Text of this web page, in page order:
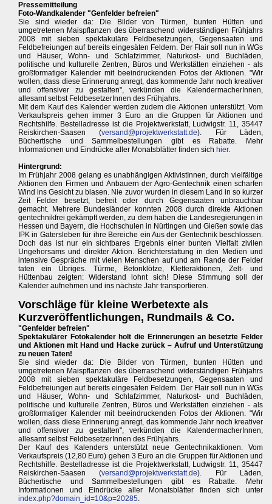
Pressemitteilung
Foto-Wandkalender "Genfelder befreien"
Sie sind wieder da: Die Bilder von Türmen, bunten Hütten und
umgetretenen Maispflanzen des überraschend widerständigen Frühjahrs
2008 mit sieben spektakuläre Feldbesetzungen, Gegensaaten und
Feldbefreiungen auf bereits eingesäten Feldern. Der Flair soll nun in WGs
und Häuser, Wohn- und Schlafzimmer, Naturkost- und Buchläden,
politische und kulturelle Zentren, Büros und Werkstätten einziehen - als
großformatiger Kalender mit beeindruckenden Fotos der Aktionen. "Wir
wollen, dass diese Erinnerung anregt, das kommende Jahr noch kreativer
und offensiver zu gestalten", verkünden die KalendermacherInnen,
allesamt selbst FeldbesetzerInnen des Frühjahrs.
Mit dem Kauf des Kalender werden zudem die Aktionen unterstützt. Vom
Verkaufspreis gehen immer 3 Euro an die Gruppen für Aktionen und
Rechtshilfe. Bestelladresse ist die Projektwerkstatt, Ludwigstr. 11, 35447
Reiskirchen-Saasen (versand@projektwerkstatt.de). Für Läden,
Büchertische und Sammelbestellungen gibt es Rabatte. Mehr
Informationen und Eindrücke aller Monatsblätter finden sich hier.
Hintergrund:
Im Frühjahr 2008 gelang es unabhängigen AktivistInnen, durch vielfältige
Aktionen den Firmen und Anbauern der Agro-Gentechnik einen scharfen
Wind ins Gesicht zu blasen. Nie zuvor wurden in diesem Land in so kurzer
Zeit Felder besetzt, befreit oder durch Gegensaaten unbrauchbar
gemacht. Mehrere Bundesländer konnten 2008 durch direkte Aktionen
gentechnikfrei gekämpft werden, zu dem haben die Landesregierungen in
Hessen und Bayern, die Hochschulen in Nürtingen und Gießen sowie das
IPK in Gatersleben für ihre Bereiche ein Aus der Gentechnik beschlossen.
Doch das ist nur ein sichtbares Ergebnis einer bunten Vielfalt zivilen
Ungehorsams und direkter Aktion. Berichterstattung in den Medien und
intensive Gespräche mit vielen Menschen auf und am Rande der Felder
taten ein Übriges. Türme, Betonklötze, Kletteraktionen, Zelt- und
Hüttenbau zeigten: Widerstand lohnt sich! Diese Stimmung soll der
Kalender aufnehmen und ins nächste Jahr transportieren.
Vorschläge für kleine Werbetexte als
Kurzveröffentlichungen, Rundmails & Co.
"Genfelder befreien"
Spektakulärer Fotokalender holt die Erinnerungen an besetzte Felder
und Aktionen mit Hand und Hacke zurück – Aufruf und Unterstützung
zu neuen Taten!
Sie sind wieder da: Die Bilder von Türmen, bunten Hütten und
umgetretenen Maispflanzen des überraschend widerständigen Frühjahrs
2008 mit sieben spektakuläre Feldbesetzungen, Gegensaaten und
Feldbefreiungen auf bereits eingesäten Feldern. Der Flair soll nun in WGs
und Häuser, Wohn- und Schlafzimmer, Naturkost- und Buchläden,
politische und kulturelle Zentren, Büros und Werkstätten einziehen - als
großformatiger Kalender mit beeindruckenden Fotos der Aktionen. "Wir
wollen, dass diese Erinnerung anregt, das kommende Jahr noch kreativer
und offensiver zu gestalten", verkünden die KalendermacherInnen,
allesamt selbst FeldbesetzerInnen des Frühjahrs.
Der Kauf des Kalenders unterstützt neue Gentechnikaktionen. Vom
Verkaufspreis (12,80 Euro) gehen 3 Euro an die Gruppen für Aktionen und
Rechtshilfe. Bestelladresse ist die Projektwerkstatt, Ludwigstr. 11, 35447
Reiskirchen-Saasen (versand@projektwerkstatt.de). Für Läden,
Büchertische und Sammelbestellungen gibt es Rabatte. Mehr
Informationen und Eindrücke aller Monatsblätter finden sich unter
index.php?domain_id=10&p=20285.